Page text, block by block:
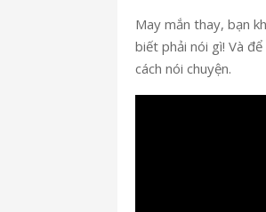
May mắn thay, bạn
biết phải nói gì! Và
cách nói chuyện.